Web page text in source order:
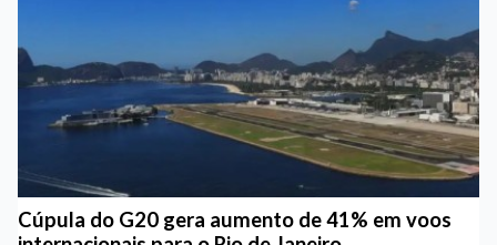
Cúpula do G20 gera aumento de 41% em voos